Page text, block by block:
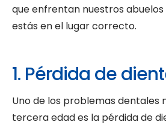
que enfrentan nuestros abuelos
estás en el lugar correcto.
1. Pérdida de
Uno de los problemas dentales
tercera edad es la pérdida de